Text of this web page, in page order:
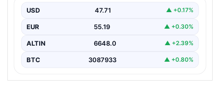
otobüslerinde yaşanan ilginç ve dikkat çekici…
USD 47.71 ▲ +0.17%
EUR 55.19 ▲ +0.30%
ALTIN 6648.0 ▲ +2.39%
BTC 3087933 ▲ +0.80%